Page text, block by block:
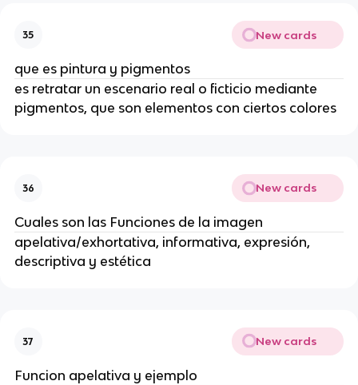
35 New cards
que es pintura y pigmentos
es retratar un escenario real o ficticio mediante
pigmentos, que son elementos con ciertos colores
36 New cards
Cuales son las Funciones de la imagen
apelativa/exhortativa, informativa, expresión,
descriptiva y estética
37 New cards
Funcion apelativa y ejemplo